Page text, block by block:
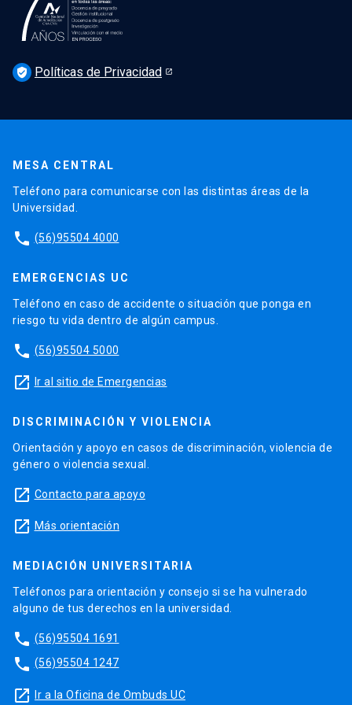
Noticias
Derecho UC en los medios
Newsletter Derecho UC 360
verified_user Políticas de Privacidad
MESA CENTRAL
Teléfono para comunicarse con las distintas áreas de la
Universidad.
phone (56)95504 4000
EMERGENCIAS UC
Teléfono en caso de accidente o situación que ponga en
riesgo tu vida dentro de algún campus.
phone (56)95504 5000
launch Ir al sitio de Emergencias
DISCRIMINACIÓN Y VIOLENCIA
Orientación y apoyo en casos de discriminación, violencia de
género o violencia sexual.
launch Contacto para apoyo
launch Más orientación
MEDIACIÓN UNIVERSITARIA
Teléfonos para orientación y consejo si se ha vulnerado
alguno de tus derechos en la universidad.
phone (56)95504 1691
phone (56)95504 1247
launch Ir a la Oficina de Ombuds UC